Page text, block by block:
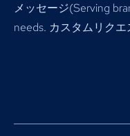
メッセージ(Serving
needs. カスタムリクエ